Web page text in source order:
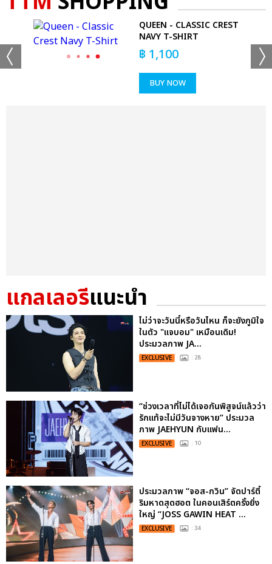
QUEEN - CLASSIC CREST
NAVY T-SHIRT
฿ 1,100
BUY NOW
แกลเลอรีแนะนำ
ไม่ว่าจะวันนี้หรือวันไหน ก็จะยังภูมิใจ
ในตัว "แจบอม" เหมือนเดิม!
ประมวลภาพ JA...
EXCLUSIVE : 28
“ช่วงเวลาที่ไม่ได้เจอกันพิสูจน์แล้วว่า
รักแท้จะไม่มีวันจางหาย” ประมวล
ภาพ JAEHYUN กับแฟน...
EXCLUSIVE : 10
ประมวลภาพ “จอส-กวิน” จัดปาร์ตี้
ริมหาดสุดฮอต ในคอนเสิร์ตครั้งยิ่ง
ใหญ่ “JOSS GAWIN HEAT ...
EXCLUSIVE : 34